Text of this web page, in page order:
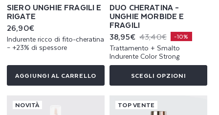
SIERO UNGHIE FRAGILI E
RIGATE
Prezzo
di
listino
26,90€
Indurente ricco di fito-cheratina
– +23% di spessore
AGGIUNGI AL CARRELLO
DUO CHERATINA –
UNGHIE MORBIDE E
FRAGILI
Prezzo
scontato
38,95€
Prezzo
di
listino
43,40€ -10%
Trattamento + Smalto
Indurente Color Strong
SCEGLI OPZIONI
NOVITÀ TOP VENTE